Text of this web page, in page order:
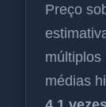
Preço
múltiplos
médias